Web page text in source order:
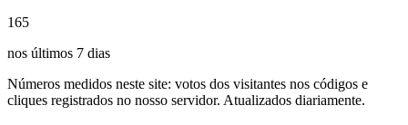
165
nos últimos 7 dias
Números medidos neste site: votos dos visitantes nos códigos e
cliques registrados no nosso servidor. Atualizados diariamente.